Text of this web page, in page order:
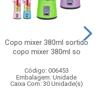
Copo mixer 380ml sortido
copo mixer 380ml so
Código: 006453
Embalagem: Unidade
Caixa Com: 30 Unidade(s)